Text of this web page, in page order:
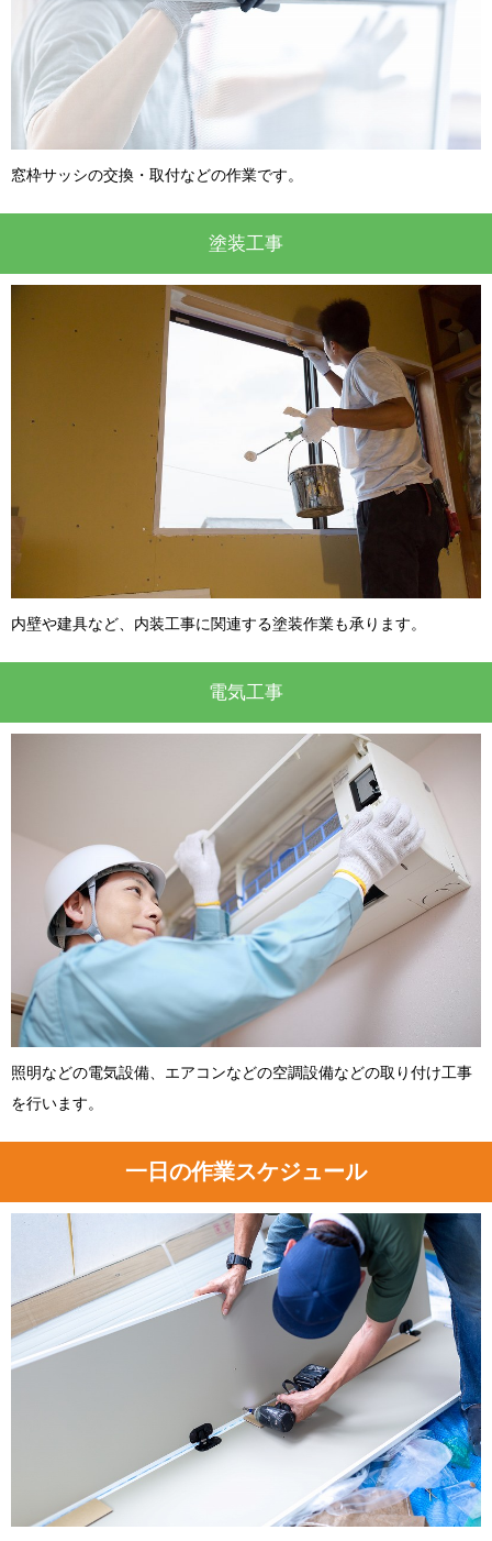
窓枠サッシの交換・取付などの作業です。
塗装工事
内壁や建具など、内装工事に関連する塗装作業も承ります。
電気工事
照明などの電気設備、エアコンなどの空調設備などの取り付け工事
を行います。
一日の作業スケジュール